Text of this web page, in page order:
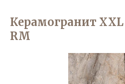
Керамогранит XXL
RM